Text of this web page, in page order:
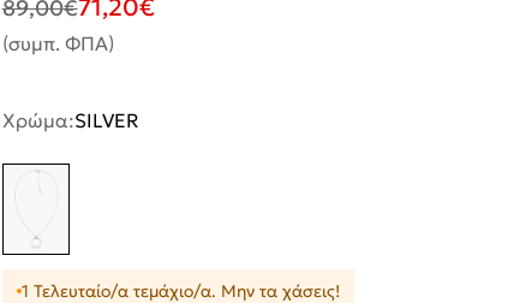
89,00€71,20€
(συμπ. ΦΠΑ)
Χρώμα:SILVER
1 Τελευταίο/α τεμάχιο/α. Μην τα χάσεις!